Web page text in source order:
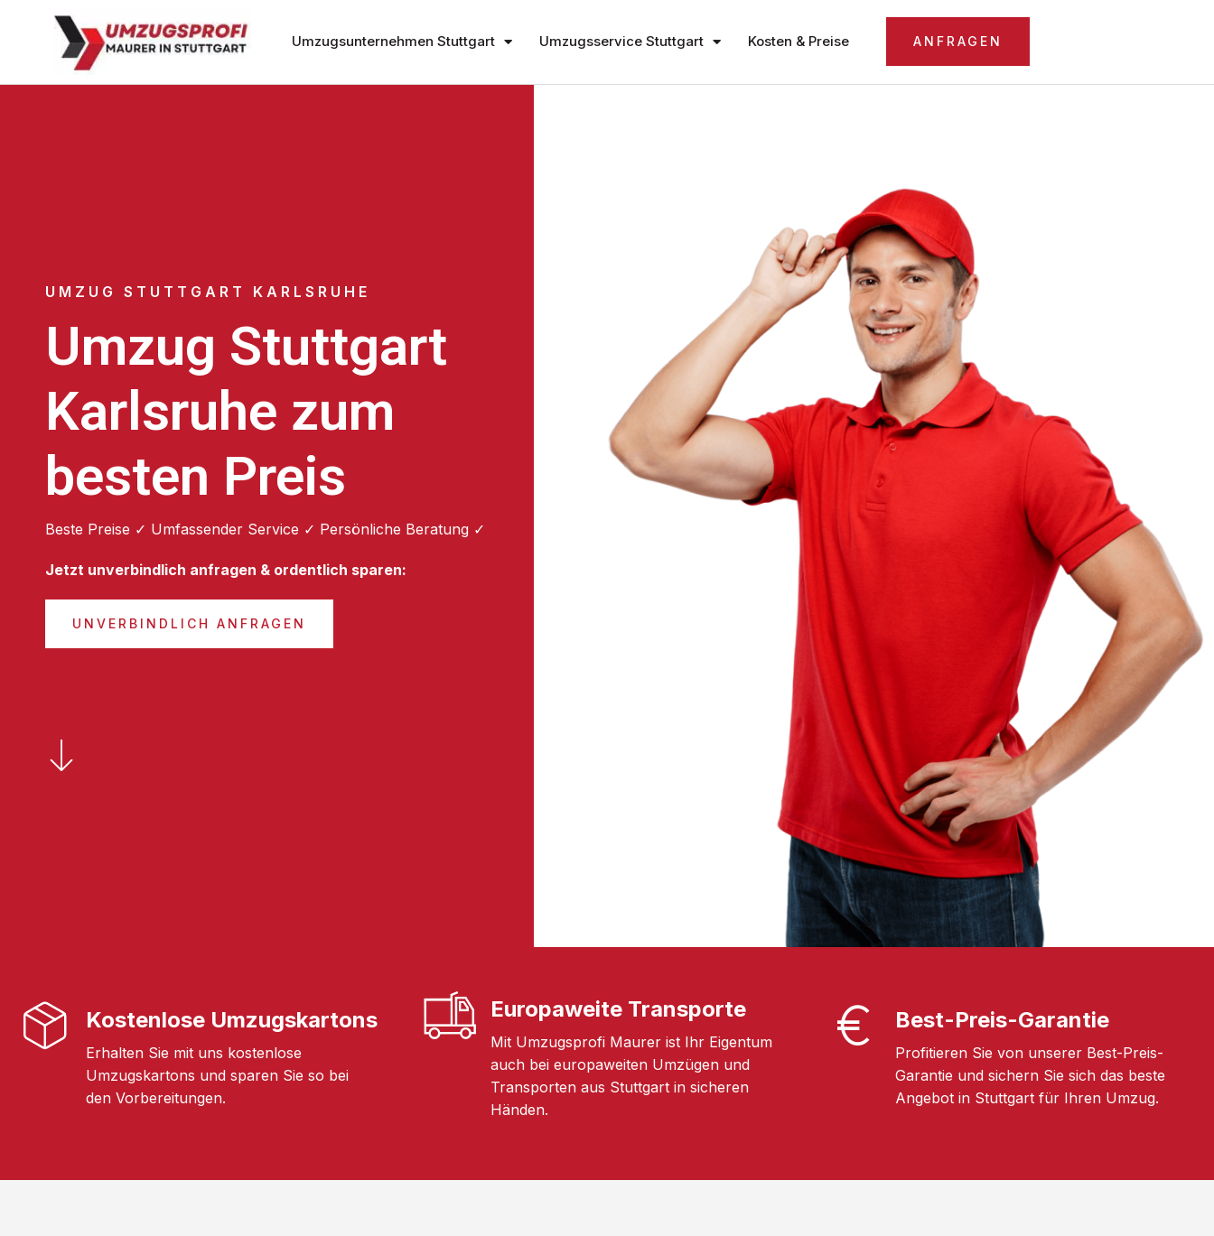
Umzugsunternehmen Stuttgart Umzugsservice Stuttgart Kosten & Preise ANFRAGEN
UMZUG STUTTGART KARLSRUHE
Umzug Stuttgart
Karlsruhe zum
besten Preis
Beste Preise ✓ Umfassender Service ✓ Persönliche Beratung ✓
Jetzt unverbindlich anfragen & ordentlich sparen:
UNVERBINDLICH ANFRAGEN
Kostenlose Umzugskartons
Erhalten Sie mit uns kostenlose
Umzugskartons und sparen Sie so bei
den Vorbereitungen.
Europaweite Transporte
Mit Umzugsprofi Maurer ist Ihr Eigentum
auch bei europaweiten Umzügen und
Transporten aus Stuttgart in sicheren
Händen.
Best-Preis-Garantie
Profitieren Sie von unserer Best-Preis-
Garantie und sichern Sie sich das beste
Angebot in Stuttgart für Ihren Umzug.